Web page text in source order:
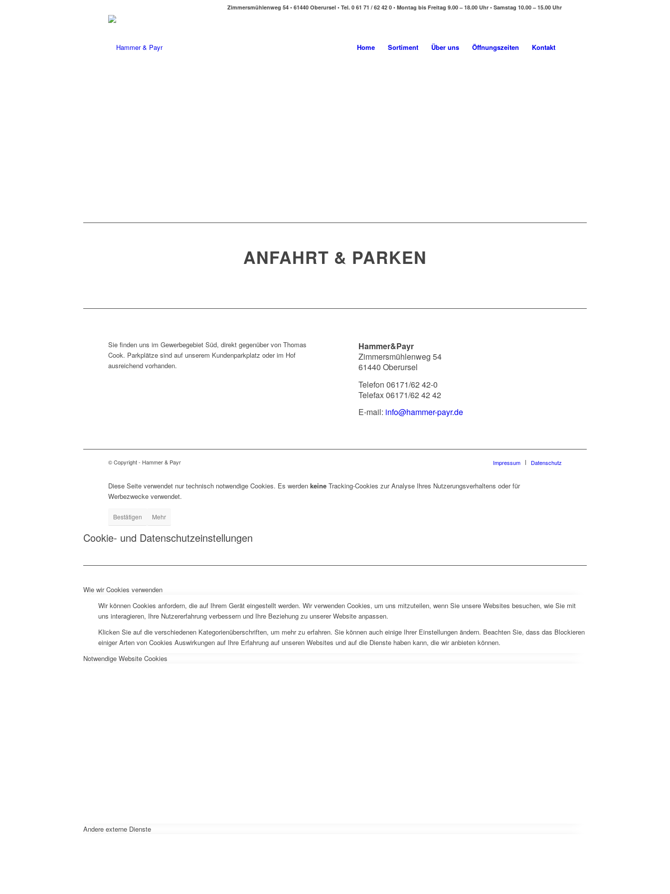
Zimmersmühlenweg 54 • 61440 Oberursel • Tel. 0 61 71 / 62 42 0 • Montag bis Freitag 9.00 – 18.00 Uhr • Samstag 10.00 – 15.00 Uhr
Home Sortiment Über uns Öffnungszeiten Kontakt
ANFAHRT & PARKEN
Sie finden uns im Gewerbegebiet Süd, direkt gegenüber von Thomas
Cook. Parkplätze sind auf unserem Kundenparkplatz oder im Hof
ausreichend vorhanden.
Hammer&Payr
Zimmersmühlenweg 54
61440 Oberursel
Telefon 06171/62 42-0
Telefax 06171/62 42 42
E-mail: info@hammer-payr.de
© Copyright - Hammer & Payr Impressum Datenschutz
Diese Seite verwendet nur technisch notwendige Cookies. Es werden keine Tracking-Cookies zur Analyse Ihres Nutzerungsverhaltens oder für
Werbezwecke verwendet.
Bestätigen Mehr
Cookie- und Datenschutzeinstellungen
Wie wir Cookies verwenden
Wir können Cookies anfordern, die auf Ihrem Gerät eingestellt werden. Wir verwenden Cookies, um uns mitzuteilen, wenn Sie unsere Websites besuchen, wie Sie mit
uns interagieren, Ihre Nutzererfahrung verbessern und Ihre Beziehung zu unserer Website anpassen.
Klicken Sie auf die verschiedenen Kategorienüberschriften, um mehr zu erfahren. Sie können auch einige Ihrer Einstellungen ändern. Beachten Sie, dass das Blockieren
einiger Arten von Cookies Auswirkungen auf Ihre Erfahrung auf unseren Websites und auf die Dienste haben kann, die wir anbieten können.
Notwendige Website Cookies
Andere externe Dienste